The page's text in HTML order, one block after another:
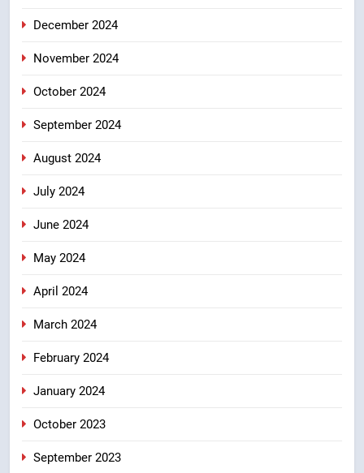
December 2024
November 2024
October 2024
September 2024
August 2024
July 2024
June 2024
May 2024
April 2024
March 2024
February 2024
January 2024
October 2023
September 2023